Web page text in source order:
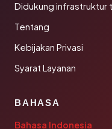
Didukung infrastruktur
Tentang
Kebijakan Privasi
Syarat Layanan
BAHASA
Bahasa Indonesia